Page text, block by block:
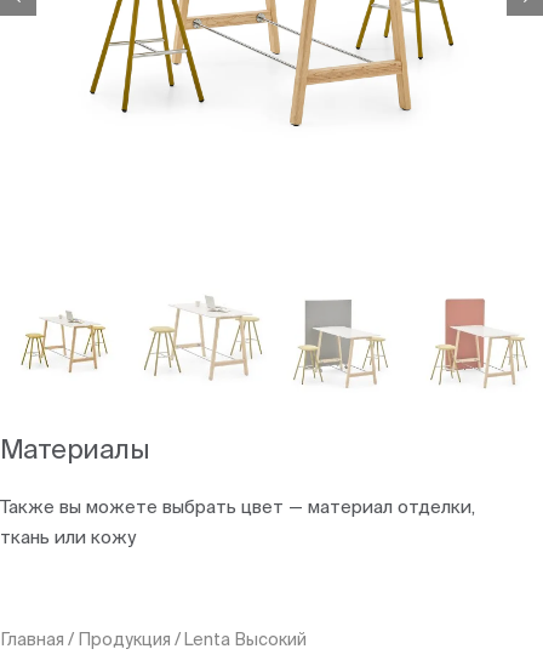
Материалы
Также вы можете выбрать цвет — материал отделки,
ткань или кожу
Главная / Продукция / Lenta Высокий